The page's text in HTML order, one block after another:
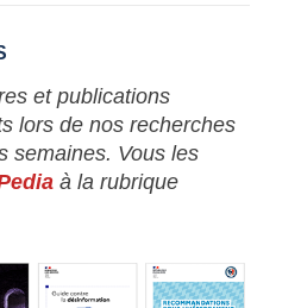
et publications
lors de nos recherches
semaines. Vous les
à la rubrique